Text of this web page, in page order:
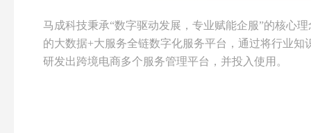
马成科技秉承“数字驱动发展，专业赋能企服”的核心
的大数据+大服务全链数字化服务平台，通过将行业
研发出跨境电商多个服务管理平台，并投入使用。